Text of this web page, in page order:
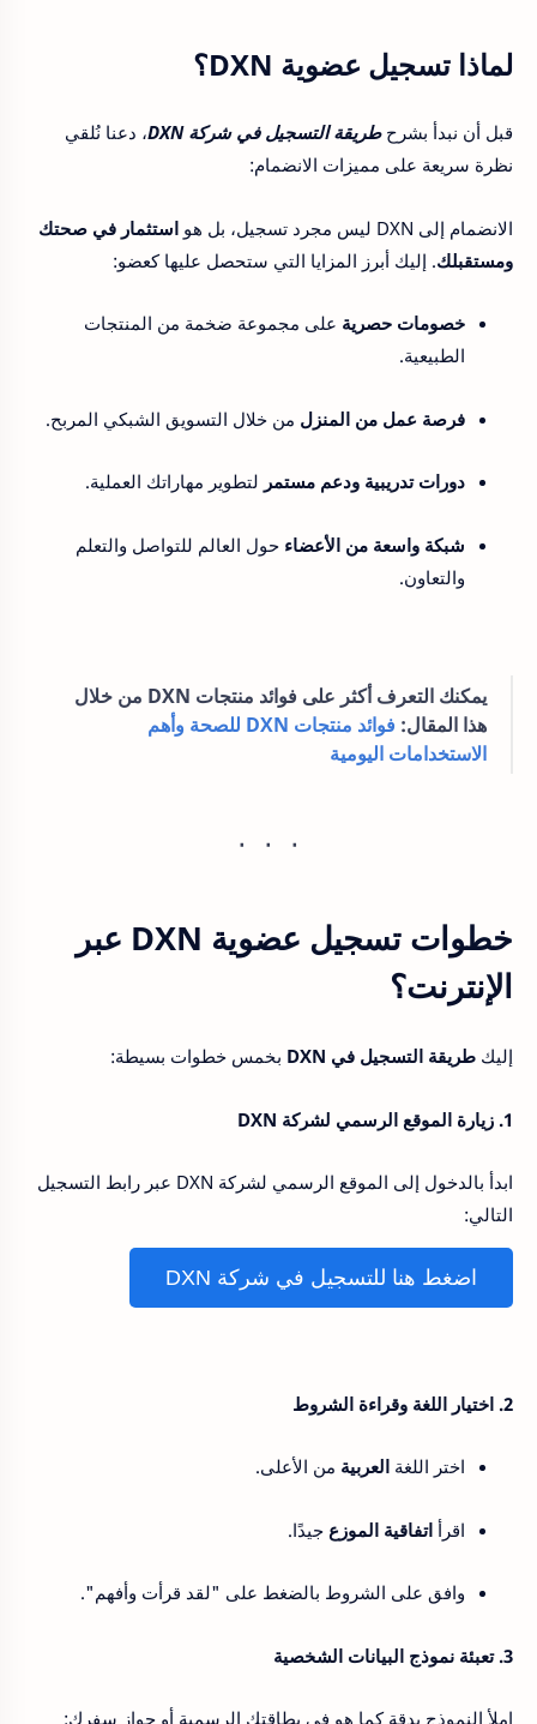
لماذا تسجيل عضوية DXN؟
قبل أن نبدأ بشرحطريقة التسجيل في شركة DXN
، دعنا نُلقي
نظرة سريعة على مميزات الانضمام:
الانضمام إلى DXN ليس مجرد تسجيل، بل هو
استثمار في صحتك
ومستقبلك. إليك أبرز المزايا التي ستحصل عليها كعضو:
خصومات حصرية على مجموعة ضخمة من المنتجات
الطبيعية.
فرصة عمل من المنزل من خلال التسويق الشبكي المربح.
دورات تدريبية ودعم مستمر لتطوير مهاراتك العملية.
شبكة واسعة من الأعضاء حول العالم للتواصل والتعلم
والتعاون.
يمكنك التعرف أكثر على فوائد منتجات DXN من خلال
هذا المقال:
فوائد منتجات DXN للصحة وأهم
الاستخدامات اليومية
خطوات تسجيل عضوية DXN عبر
الإنترنت؟
إليك طريقة التسجيل في DXN بخمس خطوات بسيطة:
1. زيارة الموقع الرسمي لشركة DXN
ابدأ بالدخول إلى الموقع الرسمي لشركة DXN عبر رابط التسجيل
التالي:
اضغط هنا للتسجيل في شركة DXN
2. اختيار اللغة وقراءة الشروط
اختر اللغة العربية من الأعلى.
اقرأ اتفاقية الموزع جيدًا.
وافق على الشروط بالضغط على "لقد قرأت وأفهم".
3. تعبئة نموذج البيانات الشخصية
املأ النموذج بدقة كما هو في بطاقتك الرسمية أو جواز سفرك: